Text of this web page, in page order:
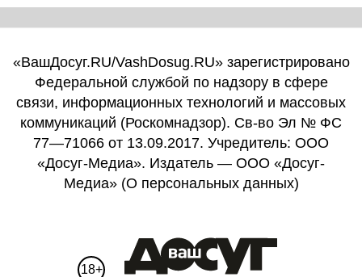
«ВашДосуг.RU/VashDosug.RU» зарегистрировано
Федеральной службой по надзору в сфере
связи, информационных технологий и массовых
коммуникаций (Роскомнадзор). Св-во Эл № ФС
77—71066 от 13.09.2017. Учредитель: ООО
«Досуг-Медиа». Издатель — ООО «Досуг-
Медиа» (О персональных данных)
18+